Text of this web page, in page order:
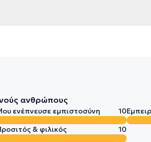
ανθρώπους
ενέπνευσε εμπιστοσύνη 10
& φιλικός 10